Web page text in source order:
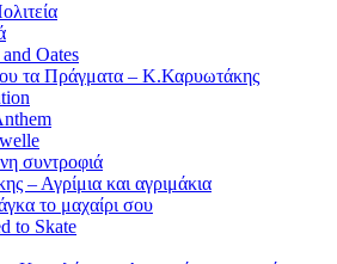
Oates
τα Πράγματα – Κ.Καρυωτάκης
συντροφιά
– Αγρίμια και αγριμάκια
το μαχαίρι σου
to Skate